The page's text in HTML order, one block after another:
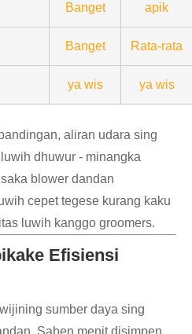
Banget apik
Banget Rata-rata
ya wis ya wis
aliran udara sing
dhuwur - minangka
blower dandan
cepet tegese kurang kaku
luwih kanggo groomers.
Efisiensi
sumber daya sing
Saben menit disimpen